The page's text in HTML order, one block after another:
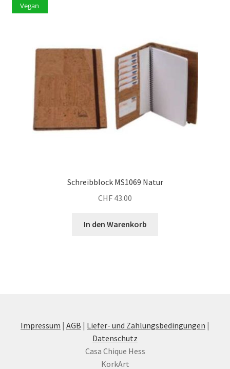
Vegan
Schreibblock MS1069 Natur
CHF 43.00
In den Warenkorb
Impressum | AGB | Liefer- und Zahlungsbedingungen |
Datenschutz
Casa Chique Hess
KorkArt